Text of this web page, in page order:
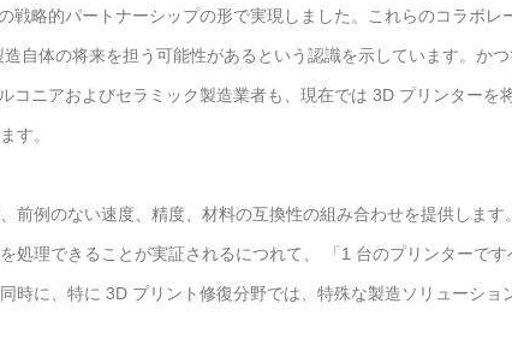
略的パートナーシップの形で実現しました。これらのコラボレ
自体の将来を担う可能性があるという認識を示しています。かつ
コニアおよびセラミック製造業者も、現在では 3D プリンターを
す。
例のない速度、精度、材料の互換性の組み合わせを提供します。
処理できることが実証されるにつれて、 「1 台のプリンターです
時に、特に 3D プリント修復分野では、特殊な製造ソリューショ